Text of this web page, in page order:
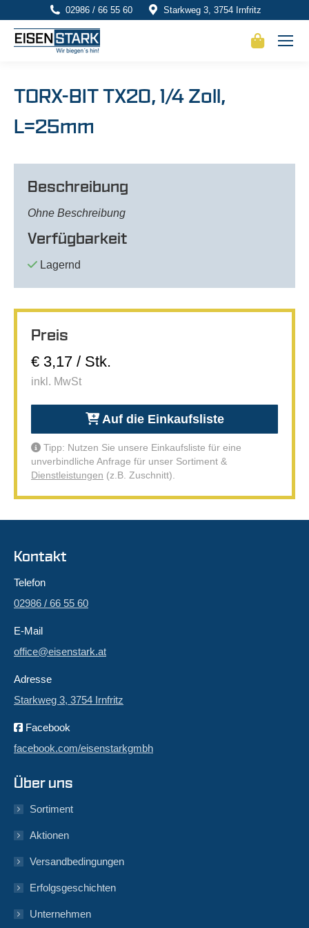
02986 / 66 55 60 Starkweg 3, 3754 Irnfritz
TORX-BIT TX20, 1/4 Zoll,
L=25mm
Beschreibung
Ohne Beschreibung
Verfügbarkeit
Lagernd
Preis
€ 3,17 / Stk.
inkl. MwSt
Auf die Einkaufsliste
Tipp: Nutzen Sie unsere Einkaufsliste für eine
unverbindliche Anfrage für unser Sortiment &
Dienstleistungen (z.B. Zuschnitt).
Kontakt
Telefon
02986 / 66 55 60
E-Mail
office@eisenstark.at
Adresse
Starkweg 3, 3754 Irnfritz
Facebook
facebook.com/eisenstarkgmbh
Über uns
Sortiment
Aktionen
Versandbedingungen
Erfolgsgeschichten
Unternehmen